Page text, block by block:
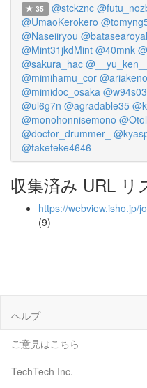
35 @stckznc
@UmaoKerokero
@Naseiiryou @batasearoyal
@Mint31jkdMint @40mnk
@sakura_hac @__yu_ken__
@mimihamu_cor
@mimidoc_osaka
@ul6g7n @agradable35
@monohonnisemono
@doctor_drummer_
@taketeke4646
収集済み URL リ
https://webview.isho.jp/
(9)
ヘルプ
ご意見はこちら
TechTech Inc.